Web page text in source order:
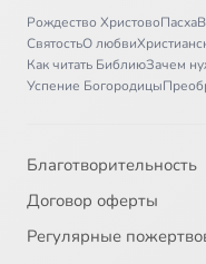
Рождество ХристовоПасха
СвятостьО любви
Как читать БиблиюЗачем
Успение Богородицы
Благотворительность
Договор оферты
Регулярные